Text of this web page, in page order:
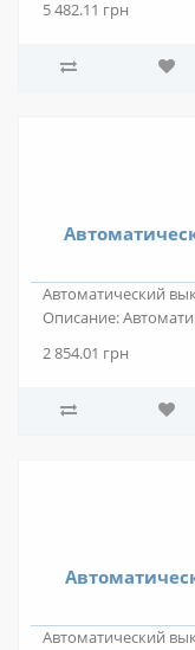
5 482.11 грн
Автоматический
Описание:
2 854.01 грн
Автоматический